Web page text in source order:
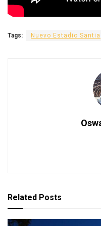
Tags: Nuevo Estadio
Related Posts